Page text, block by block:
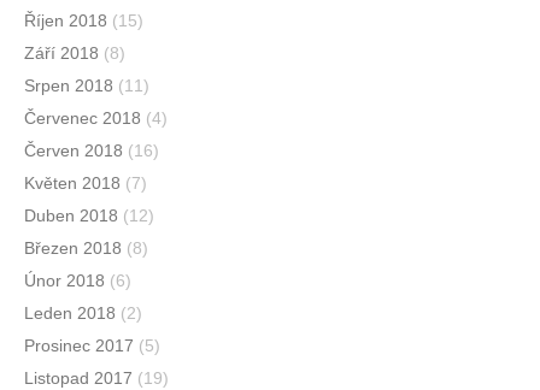
Říjen 2018 (15)
Září 2018 (8)
Srpen 2018 (11)
Červenec 2018 (4)
Červen 2018 (16)
Květen 2018 (7)
Duben 2018 (12)
Březen 2018 (8)
Únor 2018 (6)
Leden 2018 (2)
Prosinec 2017 (5)
Listopad 2017 (19)